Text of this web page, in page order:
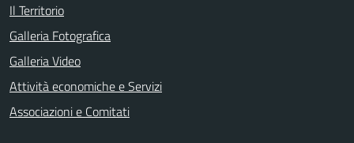
Il Territorio
Galleria Fotografica
Galleria Video
Attività economiche e Servizi
Associazioni e Comitati